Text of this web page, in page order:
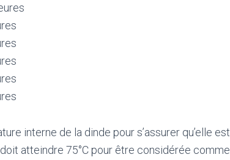
interne de la dinde pour s’assurer qu’elle est
atteindre 75°C pour être considérée comme